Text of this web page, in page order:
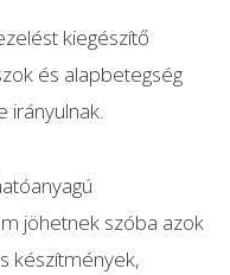
kiegészítő
és alapbetegség
irányulnak.
jöhetnek szóba azok
készítmények,